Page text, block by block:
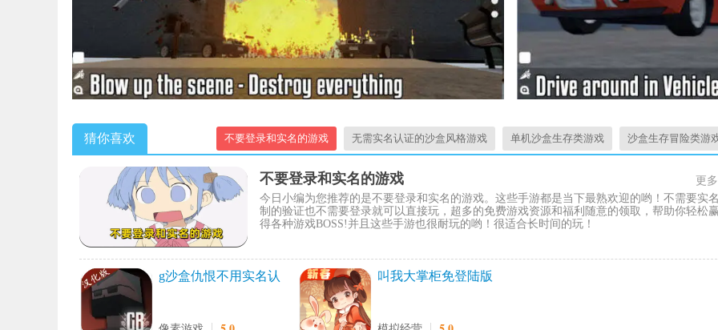
猜你喜欢 不要登录和实名的游戏 无需实名认证的沙盒风格游戏 单机沙盒生存类游戏 沙盒生存冒险类游
不要登录和实名的游戏
更
今日小编为您推荐的是不要登录和实名的游戏。这些手游都是当下最熟欢迎的哟！不需要实
制的验证也不需要登录就可以直接玩，超多的免费游戏资源和福利随意的领取，帮助你轻松
得各种游戏BOSS!并且这些手游也很耐玩的哟！很适合长时间的玩！
g沙盒仇恨不用实名认
叫我大掌柜免登陆版